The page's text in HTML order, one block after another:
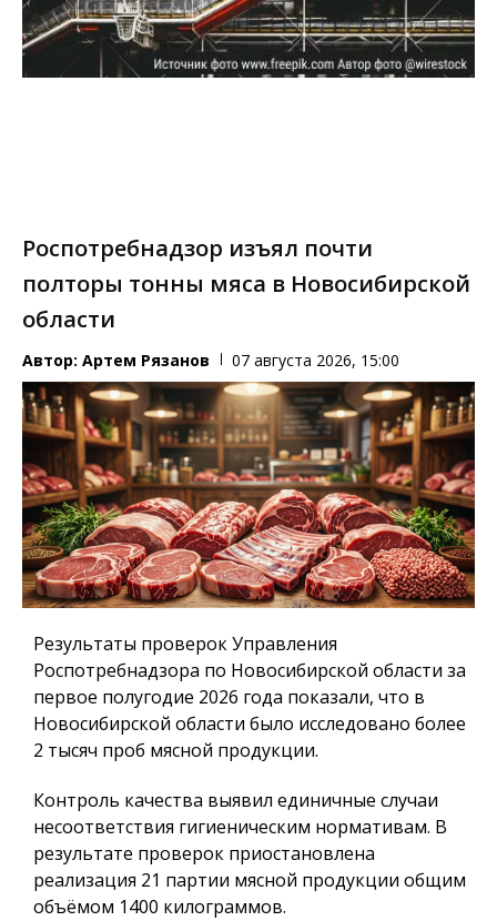
Роспотребнадзор изъял почти
полторы тонны мяса в Новосибирской
области
Автор: Артем Рязанов 07 августа 2026, 15:00
Результаты проверок Управления
Роспотребнадзора по Новосибирской области за
первое полугодие 2026 года показали, что в
Новосибирской области было исследовано более
2 тысяч проб мясной продукции.
Контроль качества выявил единичные случаи
несоответствия гигиеническим нормативам. В
результате проверок приостановлена
реализация 21 партии мясной продукции общим
объёмом 1400 килограммов.